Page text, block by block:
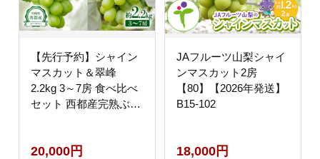
【先行予約】シャイン
マスカット＆翠峰
2.2kg 3～7房 食べ比べ
セット 西都産完熟ぶど
20,000円
JAフルーツ山梨シャイ
ンマスカット2房
【80】【2026年発送】
B15-102
18,000円